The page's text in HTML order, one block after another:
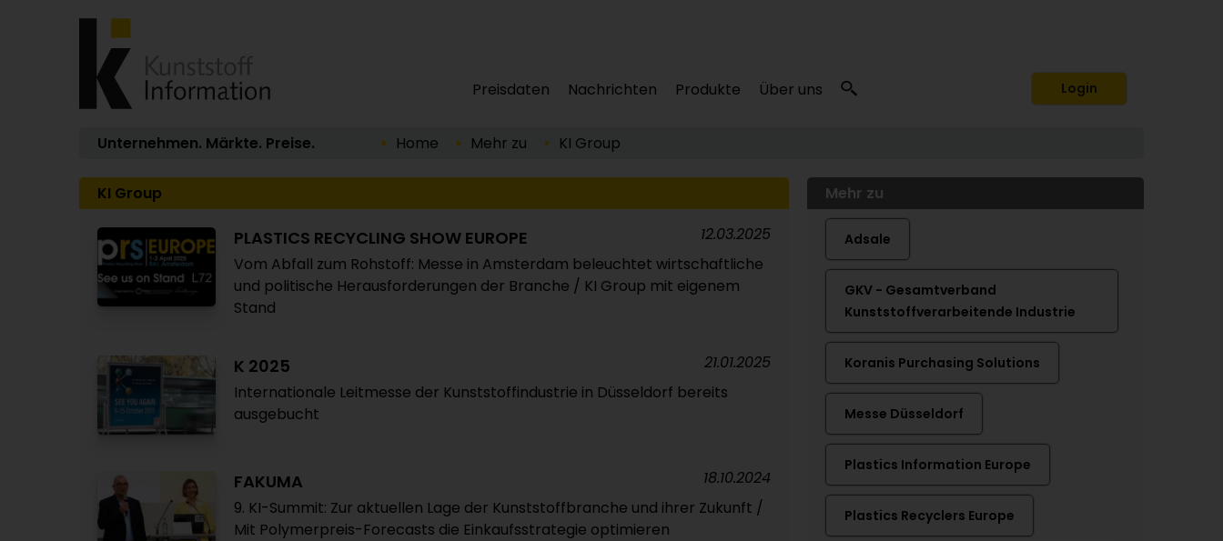
Preisdaten Nachrichten Produkte Über uns Login
Unternehmen. Märkte. Preise. Home Mehr zu KI Group
KI Group
PLASTICS RECYCLING SHOW EUROPE
Vom Abfall zum Rohstoff: Messe in Amsterdam beleuchtet wirtschaftliche
und politische Herausforderungen der Branche / KI Group mit eigenem
Stand
12.03.2025
K 2025
Internationale Leitmesse der Kunststoffindustrie in Düsseldorf bereits
ausgebucht
21.01.2025
FAKUMA
9. KI-Summit: Zur aktuellen Lage der Kunststoffbranche und ihrer Zukunft /
Mit Polymerpreis-Forecasts die Einkaufsstrategie optimieren
18.10.2024
Mehr zu
Adsale
GKV - Gesamtverband
Kunststoffverarbeitende Industrie
Koranis Purchasing Solutions
Messe Düsseldorf
Plastics Information Europe
Plastics Recyclers Europe